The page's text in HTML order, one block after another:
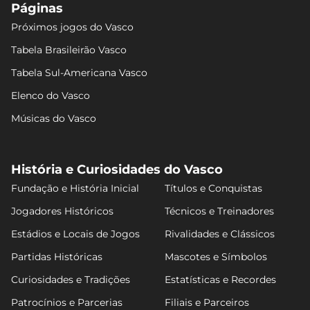
Páginas
Próximos jogos do Vasco
Tabela Brasileirão Vasco
Tabela Sul-Americana Vasco
Elenco do Vasco
Músicas do Vasco
História e Curiosidades do Vasco
Fundação e História Inicial
Títulos e Conquistas
Jogadores Históricos
Técnicos e Treinadores
Estádios e Locais de Jogos
Rivalidades e Clássicos
Partidas Históricas
Mascotes e Símbolos
Curiosidades e Tradições
Estatísticas e Recordes
Patrocínios e Parcerias
Filiais e Parceiros